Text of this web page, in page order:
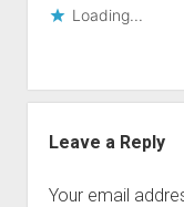
Loading...
Leave a Reply
Your email